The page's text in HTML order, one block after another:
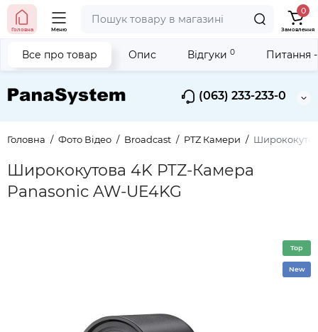
(063) 233-233-0
Головна Меню
0
Замовлення
Головна Фото Вiдео Broadcast PTZ Камери
Ширококутова 4K PTZ-Камера
Panasonic AW-UE4KG
Все про товар Опис Відгуки 0 Питання
Top
New